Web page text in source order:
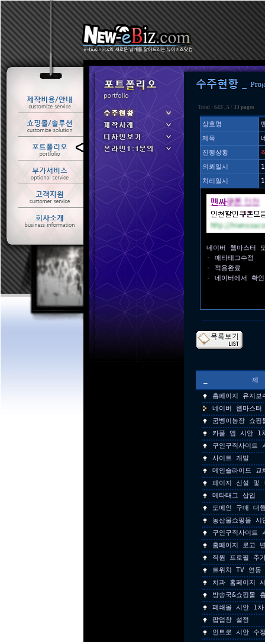
Total : 643 , 5 / 33 pages
상호명
제목
진행상황
의뢰일시
처리일시
네이버 웹마스터
- 매타태그수정
- 적용완료
- 네이버에서 확
홈페이지 유지보
네이버 웹마스
굼벵이농장 쇼핑
카풀 앱 시안 1
구인구직사이트
사이트 개발
메인슬라이드 교
페이지 신설 및
메타태그 삽입
도메인 구매 대
농산물쇼핑몰
구인구직사이트
홈페이지 로고
직원 프로필 추
트위치 TV 연동
치과 홈페이지
방송국&쇼핑몰
폐쇄몰 시안 1차
팝업창 설정
인트로 시안 수
ㆍ 수주현황
ㆍ 제작사례